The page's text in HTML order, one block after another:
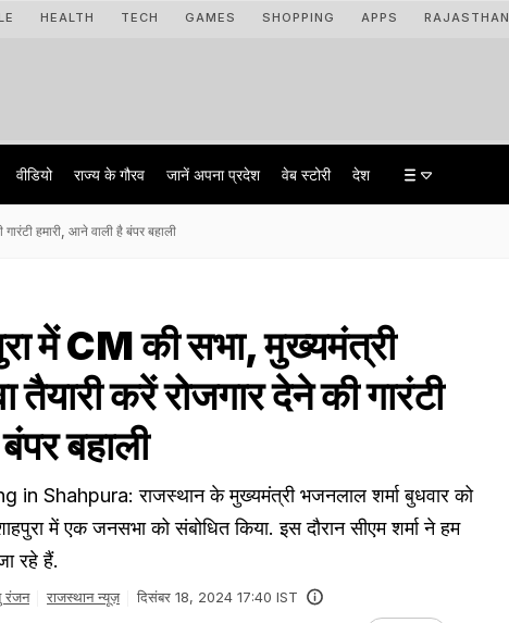
HEALTH TECH GAMES SHOPPING APPS RAJASTHAN
वीडियो राज्‍य के गौरव जानें अपना प्रदेश वेब स्टोरी देश
हमारी, आने वाली है बंपर बहाली
में CM की सभा, मुख्यमंत्री
करें रोजगार देने की गारंटी
बहाली
Shahpura: राजस्थान के मुख्यमंत्री भजनलाल शर्मा बुधवार को
में एक जनसभा को संबोधित किया. इस दौरान सीएम शर्मा ने हम
रहे हैं.
रंजन राजस्थान न्यूज़ दिसंबर 18, 2024 17:40 IST